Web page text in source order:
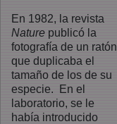
En 1982, la revista
Nature publicó la
fotografía de un ratón
que duplicaba el
tamaño de los de su
especie. En el
laboratorio, se le
había introducido